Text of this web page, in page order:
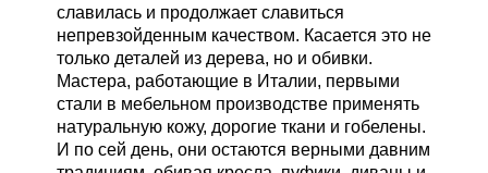
славилась и продолжает славиться
непревзойденным качеством. Касается это не
только деталей из дерева, но и обивки.
Мастера, работающие в Италии, первыми
стали в мебельном производстве применять
натуральную кожу, дорогие ткани и гобелены.
И по сей день, они остаются верными давним